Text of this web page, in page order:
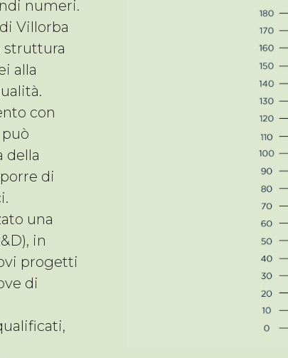
numeri.
Villorba
struttura
alla
con
della
di
una
in
progetti
di